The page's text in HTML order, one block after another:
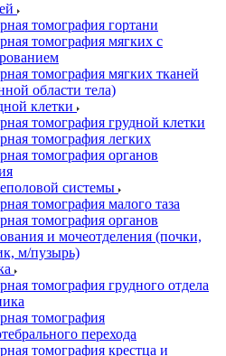
томография гортани
томография мягких с
томография мягких тканей
области тела)
клетки
томография грудной клетки
томография легких
томография органов
системы
томография малого таза
томография органов
и мочеотделения (почки,
м/пузырь)
томография грудного отдела
томография
перехода
томография крестца и